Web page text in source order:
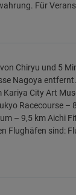
Für
Chiryu und 5
Nagoya
City Art
Racecourse –
– 9,5 km Aichi
Flughäfen sind: